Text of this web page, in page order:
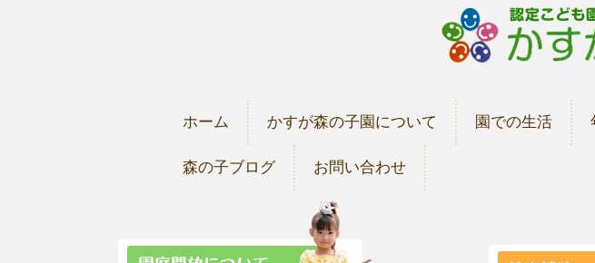
ホーム かすが森の子園について 園での生活
森の子ブログ お問い合わせ